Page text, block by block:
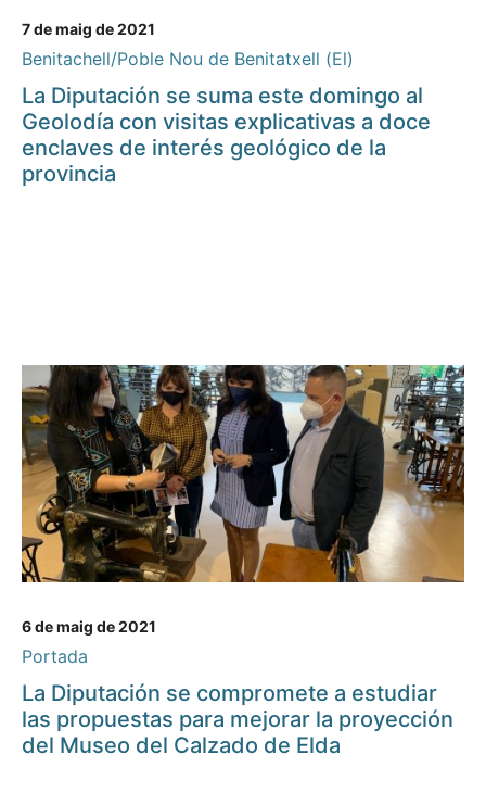
7 de maig de 2021
Benitachell/Poble Nou de Benitatxell (El)
La Diputación se suma este domingo al
Geolodía con visitas explicativas a doce
enclaves de interés geológico de la
provincia
6 de maig de 2021
Portada
La Diputación se compromete a estudiar
las propuestas para mejorar la proyección
del Museo del Calzado de Elda